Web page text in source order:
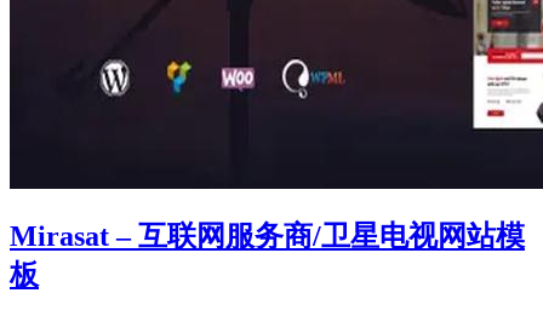
Mirasat – 互联网服务商/卫星电视网站模
板